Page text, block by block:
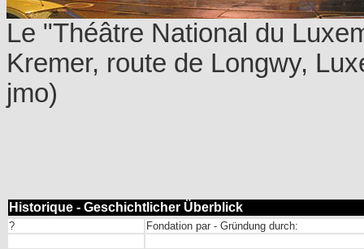
Le "Théâtre National du
Kremer, route de Longwy,
jmo)
Historique - Geschichtlicher Überblick
? Fondation par - Gründung durch: